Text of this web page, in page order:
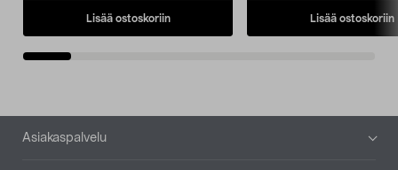
Lisää ostoskoriin Lisää ostoskoriin
Alatunniste
Asiakaspalvelu